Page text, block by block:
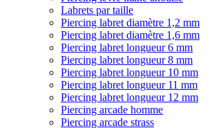
Labrets par taille
Piercing labret diamètre 1,2 mm
Piercing labret diamètre 1,6 mm
Piercing labret longueur 6 mm
Piercing labret longueur 8 mm
Piercing labret longueur 10 mm
Piercing labret longueur 11 mm
Piercing labret longueur 12 mm
Piercing arcade homme
Piercing arcade strass